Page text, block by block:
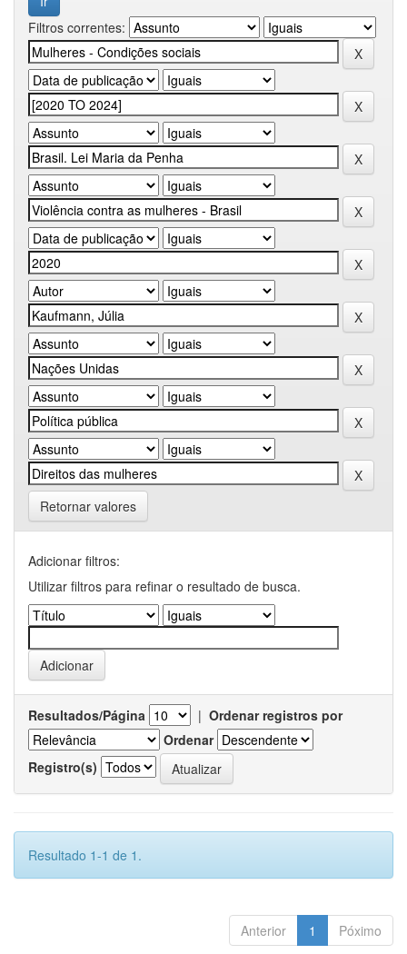
Filtros correntes:
Retornar valores
Adicionar filtros:
Utilizar filtros para refinar o resultado de busca.
Resultados/Página | Ordenar registros por
Ordenar
Registro(s)
Resultado 1-1 de 1.
Anterior 1 Póximo